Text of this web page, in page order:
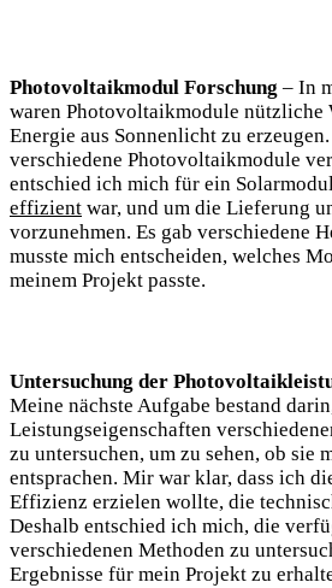
Photovoltaikmodul Forschung – In
waren Photovoltaikmodule nützliche
Energie aus Sonnenlicht zu
verschiedene Photovoltaikmodule
entschied ich mich für ein
effizient war, und um die Lieferung
vorzunehmen. Es gab verschiedene
musste mich entscheiden, welches
meinem Projekt passte.
Untersuchung der
Meine nächste Aufgabe bestand
Leistungseigenschaften
zu untersuchen, um zu sehen, ob sie
entsprachen. Mir war klar, dass ich
Effizienz erzielen wollte, die
Deshalb entschied ich mich, die
verschiedenen Methoden zu
Ergebnisse für mein Projekt zu